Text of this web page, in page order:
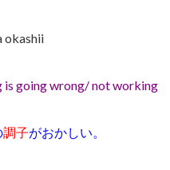
okashii
is going wrong/ not working
調子がおかしい。